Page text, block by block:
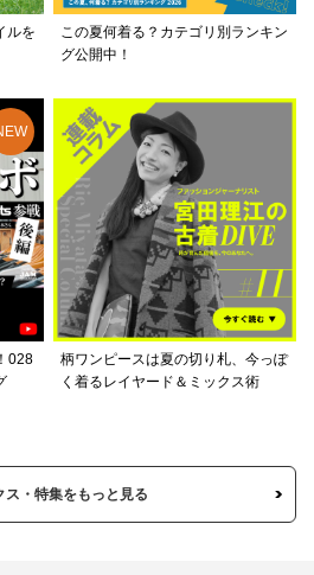
ルを
この夏何着る？カテゴリ別ランキン
グ公開中！
028
柄ワンピースは夏の切り札、今っぽ
く着るレイヤード＆ミックス術
ス・特集をもっと見る